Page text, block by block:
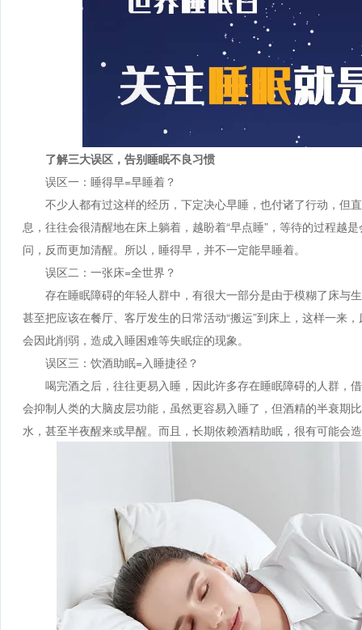
了解三大误区，告别睡眠不良习惯
误区一：睡得早=早睡着？
不少人都有过这样的经历，下定决心早睡，也付诸了行动，但
息，往往会很清醒地在床上躺着，越盼着“早点睡”，等待的过程越
问，反而更加清醒。所以，睡得早，并不一定能早睡着。
误区二：一张床=全世界？
存在睡眠障碍的年轻人群中，有很大一部分是由于模糊了床与
甚至把应该在餐厅、客厅发生的日常活动“搬运”到床上，这样一来
会因此削弱，造成入睡困难等失眠症的现象。
误区三：饮酒助眠=入睡捷径？
喝完酒之后，往往更易入睡，因此许多存在睡眠障碍的人群，
会抑制人类的大脑皮层功能，虽然更容易入睡了，但酒精的半衰期
水，甚至半夜醒来或早醒。而且，长期依赖酒精助眠，很有可能会